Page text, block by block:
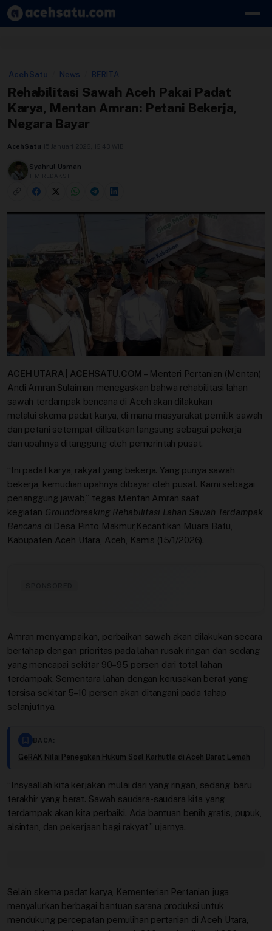
Skip to content
Kebijakan Cookie
Kebijakan Cookies
Panduan
Pasang Iklan
Perusahaan
Profil
Sistem Redaksi
Sistem Redaksi
Statistik
Surat Masuk
Baca Surat
Terbitkan Berita
Trustworthy
AcehSatu News BERITA
Rehabilitasi Sawah Aceh Pakai Padat
Karya, Mentan Amran: Petani Bekerja,
Negara Bayar
AcehSatu
Syahrul Usman
ACEH UTARA | ACEHSATU.COM – Menteri Pertanian (Mentan)
Andi Amran Sulaiman menegaskan bahwa rehabilitasi lahan
sawah terdampak bencana di Aceh akan dilakukan
melalui skema padat karya, di mana masyarakat pemilik sawah
dan petani setempat dilibatkan langsung sebagai pekerja
dan upahnya ditanggung oleh pemerintah pusat.
“Ini padat karya, rakyat yang bekerja. Yang punya sawah
bekerja, kemudian upahnya dibayar oleh pusat. Kami sebagai
penanggung jawab,” tegas Mentan Amran saat
kegiatan Groundbreaking Rehabilitasi Lahan Sawah Terdampak
Bencana di Desa Pinto Makmur,Kecantikan Muara Batu,
Kabupaten Aceh Utara, Aceh, Kamis (15/1/2026).
Amran menyampaikan, perbaikan sawah akan dilakukan secara
bertahap dengan prioritas pada lahan rusak ringan dan sedang
yang mencapai sekitar 90–95 persen dari total lahan
terdampak. Sementara lahan dengan kerusakan berat yang
tersisa sekitar 5–10 persen akan ditangani pada tahap
selanjutnya.
BACA:
GeRAK Nilai Penegakan Hukum Soal Karhutla di Aceh Barat Lemah
“Insyaallah kita kerjakan mulai dari yang ringan, sedang, baru
terakhir yang berat. Sawah saudara-saudara kita yang
terdampak akan kita perbaiki. Ada bantuan benih gratis, pupuk,
alsintan, dan pekerjaan bagi rakyat,” ujarnya.
Selain skema padat karya, Kementerian Pertanian juga
menyalurkan berbagai bantuan sarana produksi untuk
mendukung percepatan pemulihan pertanian di Aceh Utara,